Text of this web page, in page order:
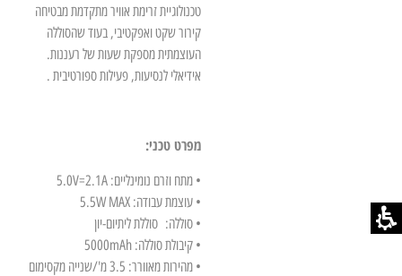
טכנולוגיית זרימת אוויר מתקדמת מבטיחה
קירור שקט ואפקטיבי, בעוד שהסוללה
העוצמתית מספקת שעות של רעננות.
אידיאלי לנסיעות, פעילות ספורטיבית .
מפרט טכני:
• מתח וזרם נומינליים: 5.0V=2.1A
• עוצמת עבודה: 5.5W MAX
• סוללה: סוללת ליתיום-יון
• קיבולת סוללה: 5000mAh
• מהירות מאוורר: 3.5 מ'/שנייה מקסימום